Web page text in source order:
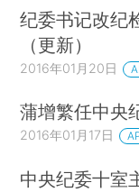
纪委书记改纪
（更新）
2016年01月20日
蒲增繁任中央
2016年01月17日
中央纪委十室